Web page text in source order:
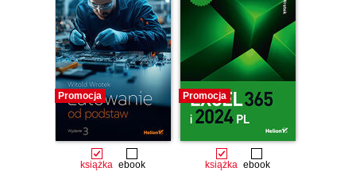
Promocja
książka ebook
Promocja
książka ebook